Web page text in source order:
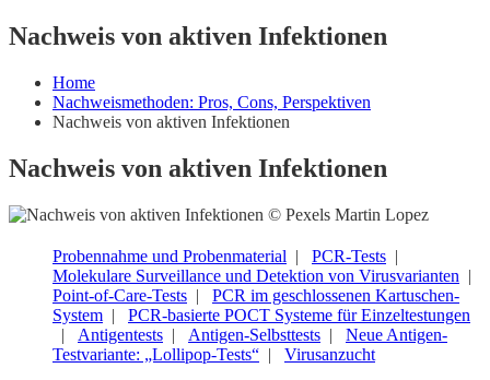
Nachweis von aktiven Infektionen
Home
Nach­weis­metho­den: Pros, Cons, Per­spek­tiven
Nachweis von aktiven Infektionen
Nachweis von aktiven Infektionen
Probennahme und Probenmaterial
PCR-Tests
Molekulare Surveillance und Detektion von Virusvarianten
Point-of-Care-Tests
PCR im geschlossenen Kartuschen-
System
PCR-basierte POCT Systeme für Einzeltestungen
Antigentests
Antigen-Selbsttests
Neue Antigen-
Testvariante: „Lollipop-Tests“
Virusanzucht